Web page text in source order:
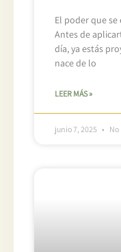
El poder que
Antes de
día, ya estás
nace de lo
LEER MÁS »
junio 7, 2025